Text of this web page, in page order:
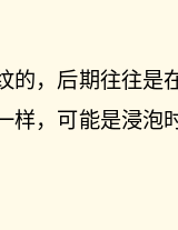
的，后期往往是
样，可能是浸泡